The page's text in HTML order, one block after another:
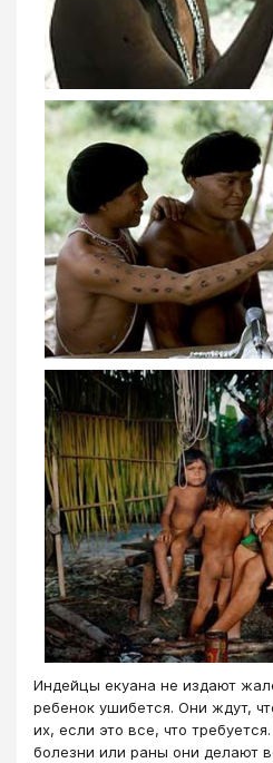
Индейцы екуана не издают
ребенок ушибется. Они ждут,
их, если это все, что
болезни или раны они делают